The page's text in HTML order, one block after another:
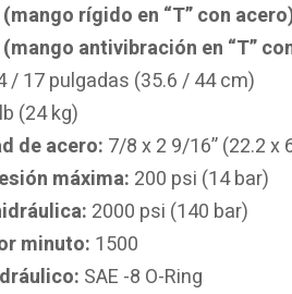
rígido en “T” con
antivibración en “T”
/ 17 pulgadas (35.6 / 44 cm)
(24 kg)
de acero: 7/8 x 2 9/16” (22.2 x
máxima: 200 psi (14 bar)
2000 psi (140 bar)
minuto: 1500
SAE -8 O-Ring